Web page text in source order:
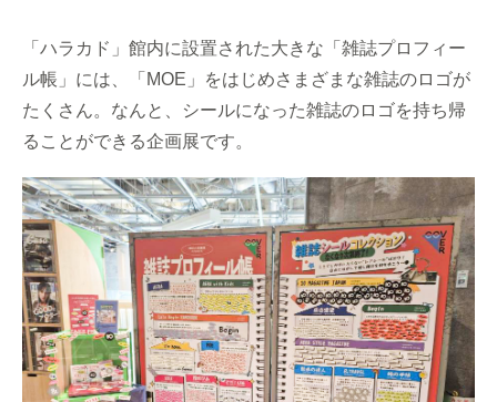
「ハラカド」館内に設置された大きな「雑誌プロフィー
ル帳」には、「MOE」をはじめさまざまな雑誌のロゴが
たくさん。なんと、シールになった雑誌のロゴを持ち帰
ることができる企画展です。